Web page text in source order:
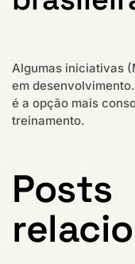
Algumas iniciativas
em
é a opção mais
treinamento.
Posts